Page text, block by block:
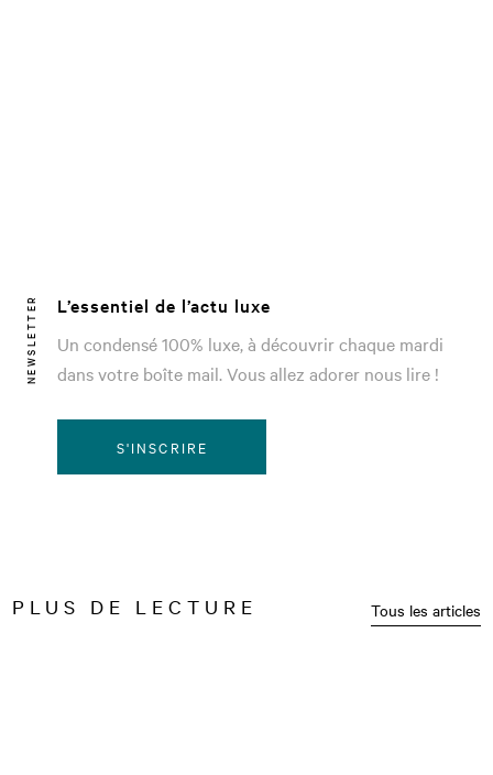
NEWSLETTER
L’essentiel de l’actu luxe
Un condensé 100% luxe, à découvrir chaque mardi
dans votre boîte mail. Vous allez adorer nous lire !
S'INSCRIRE
PLUS DE LECTURE Tous les articles